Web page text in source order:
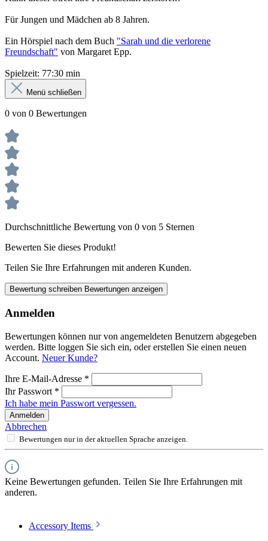
Für Jungen und Mädchen ab 8 Jahren.
Ein Hörspiel nach dem Buch "Sarah und die verlorene
Freundschaft" von Margaret Epp.
Spielzeit: 77:30 min
Menü schließen
0 von 0 Bewertungen
Durchschnittliche Bewertung von 0 von 5 Sternen
Bewerten Sie dieses Produkt!
Teilen Sie Ihre Erfahrungen mit anderen Kunden.
Bewertung schreiben Bewertungen anzeigen
Anmelden
Bewertungen können nur von angemeldeten Benutzern abgegeben
werden. Bitte loggen Sie sich ein, oder erstellen Sie einen neuen
Account. Neuer Kunde?
Ihre E-Mail-Adresse *
Ihr Passwort *
Ich habe mein Passwort vergessen.
Anmelden
Abbrechen
Bewertungen nur in der aktuellen Sprache anzeigen.
Keine Bewertungen gefunden. Teilen Sie Ihre Erfahrungen mit
anderen.
Accessory Items